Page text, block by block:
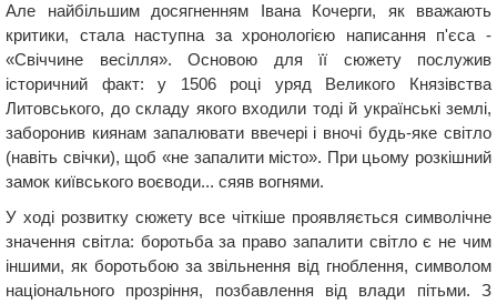
Але найбільшим досягненням Івана Кочерги, як вважають
критики, стала наступна за хронологією написання п'єса -
«Свіччине весілля». Основою для її сюжету послужив
історичний факт: у 1506 році уряд Великого Князівства
Литовського, до складу якого входили тоді й українські землі,
заборонив киянам запалювати ввечері і вночі будь-яке світло
(навіть свічки), щоб «не запалити місто». При цьому розкішний
замок київського воєводи... сяяв вогнями.
У ході розвитку сюжету все чіткіше проявляється символічне
значення світла: боротьба за право запалити світло є не чим
іншими, як боротьбою за звільнення від гноблення, символом
національного прозріння, позбавлення від влади пітьми. З